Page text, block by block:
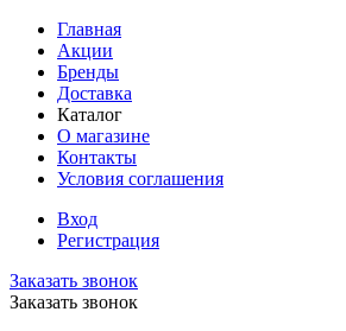
Главная
Акции
Бренды
Доставка
Каталог
О магазине
Контакты
Условия соглашения
Вход
Регистрация
Заказать звонок
Заказать звонок